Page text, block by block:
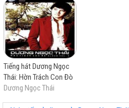
Tiếng hát Dương Ngọc
Thái: Hờn Trách Con Đò
Dương Ngọc Thái